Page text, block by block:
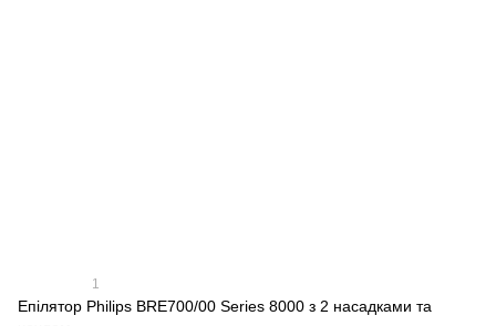
1
Епілятор Philips BRE700/00 Series 8000 з 2 насадками та